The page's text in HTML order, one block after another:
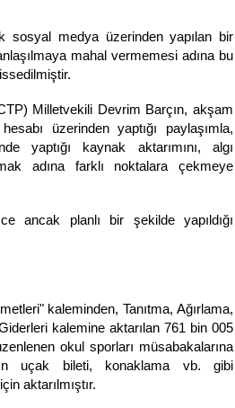
sosyal medya üzerinden yapılan bir
mahal vermemesi adına bu
Milletvekili Devrim Barçın, akşam
üzerinden yaptığı paylaşımla,
yaptığı kaynak aktarımını, algı
adına farklı noktalara çekmeye
ancak planlı bir şekilde yapıldığı
kaleminden, Tanıtma, Ağırlama,
kalemine aktarılan 761 bin 005
okul sporları müsabakalarına
uçak bileti, konaklama vb. gibi
aktarılmıştır.